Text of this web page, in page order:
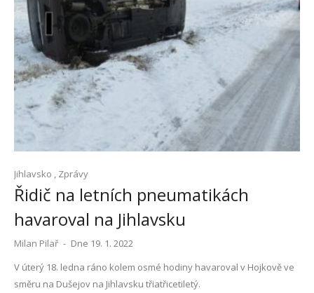
Jihlavsko Zprávy
Řidič na letních pneumatikách
havaroval na Jihlavsku
Milan Pilař - Dne 19. 1. 2022
V úterý 18. ledna ráno kolem osmé hodiny havaroval v Hojkově ve
směru na Dušejov na Jihlavsku třiatřicetiletý.